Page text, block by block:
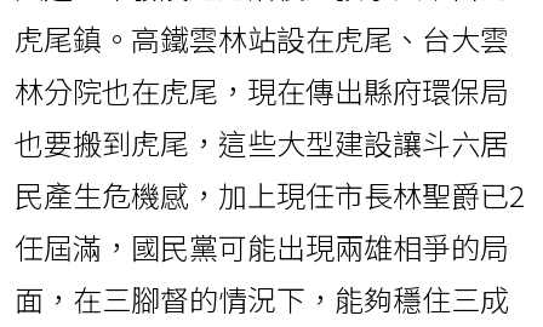
虎尾鎮。高鐵雲林站設在虎尾、台大雲
林分院也在虎尾，現在傳出縣府環保局
也要搬到虎尾，這些大型建設讓斗六居
民產生危機感，加上現任市長林聖爵已2
任屆滿，國民黨可能出現兩雄相爭的局
面，在三腳督的情況下，能夠穩住三成